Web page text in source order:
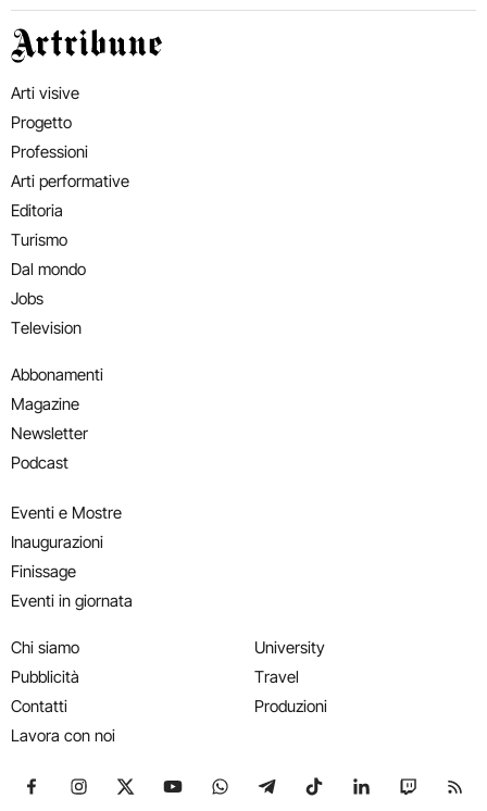
Artribune
Arti visive
Progetto
Professioni
Arti performative
Editoria
Turismo
Dal mondo
Jobs
Television
Abbonamenti
Magazine
Newsletter
Podcast
Eventi e Mostre
Inaugurazioni
Finissage
Eventi in giornata
Chi siamo
Pubblicità
Contatti
Lavora con noi
University
Travel
Produzioni
Seguici su Facebook
Seguici su Instagram
Seguici su X
Seguici su YouTube
Seguici su WhatsApp
Seguici su Telegram
Seguici su TikTok
Seguici su
Seguici